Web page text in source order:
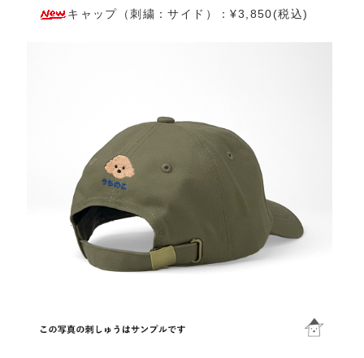
キャップ（刺繍：サイド）：¥3,850(税込)